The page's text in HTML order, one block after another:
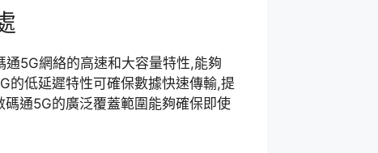
5G網絡的高速和大容量特性,能夠
的低延遲特性可確保數據快速傳輸,提
通5G的廣泛覆蓋範圍能夠確保即使